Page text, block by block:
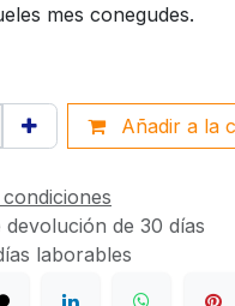
mes conegudes.
Añadir a la
devolución de 30 días
laborables